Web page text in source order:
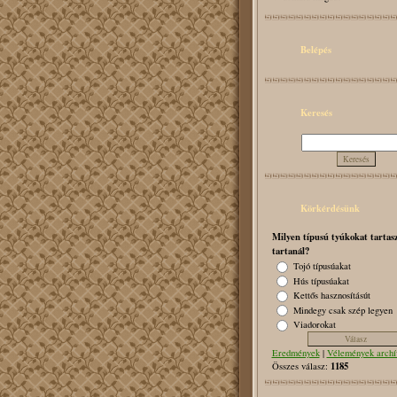
Belépés
Keresés
Körkérdésünk
Milyen típusú tyúkokat
tartanál?
Tojó típusúakat
Hús típusúakat
Kettős hasznosításút
Mindegy csak szép legyen
Viadorokat
Eredmények| Vélemények
Összes válasz: 1185